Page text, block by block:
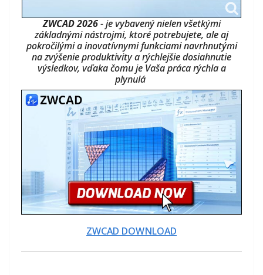
ZWCAD 2026- je vybavený nielen všetkými
základnými nástrojmi, ktoré potrebujete, ale aj
pokročilými a inovatívnymi funkciami navrhnutými
na zvýšenie produktivity a rýchlejšie dosiahnutie
výsledkov, vďaka čomu je Vaša práca rýchla a
plynulá
ZWCAD DOWNLOAD